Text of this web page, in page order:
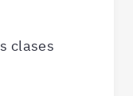
clases